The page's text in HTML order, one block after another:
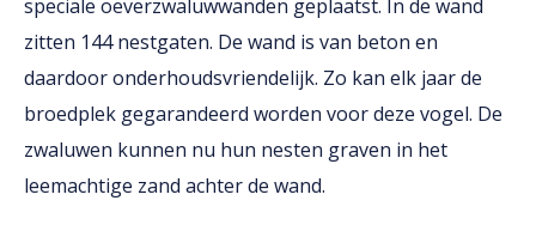
Werken bij
speciale oeverzwaluwwanden geplaatst. In de wand
zitten 144 nestgaten. De wand is van beton en
daardoor onderhoudsvriendelijk. Zo kan elk jaar de
broedplek gegarandeerd worden voor deze vogel. De
zwaluwen kunnen nu hun nesten graven in het
leemachtige zand achter de wand.